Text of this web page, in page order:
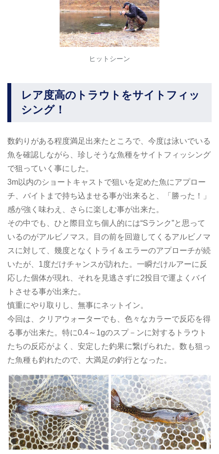
ヒットシーン
レア度高のトラウトをサイトフィッ
シング！
数釣りがある程度満足出来たところで、今度は泳いでいる
魚を確認しながら、珍しそうな魚種をサイトフィッシング
で狙っていく事にした。
3m以内のショートキャストで狙いを定めた魚にアプロー
チ、バイトまで持ち込ませる事が出来ると、「勝った！」
感が強く味わえ、さらに楽しむ事が出来た。
その中でも、ひと際目立ち個人的には“Sランク”と思って
いるのがアルビノマス。目の前を回遊してくるアルビノマ
スに対して、幾度となくトライ＆エラーのアプローチが続
いたが、1度だけチャンスが訪れた。一瞬だけルアーに反
応した個体が現れ、それを見逃さずに2投目で運よくバイ
トさせる事が出来た。
慎重にやり取りし、無事にネットイン。
今回は、クリアウォーターでも、色々なカラーで反応を得
る事が出来た。特に0.4～1gのスプ－ンに対するトラウト
たちの反応がよく、安定した釣果に繋げられた。数も狙っ
た魚種も釣れたので、大満足の釣行となった。